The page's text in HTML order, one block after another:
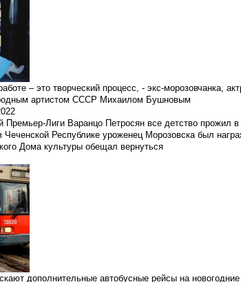
– это творческий процесс, - экс-морозовчанка,
артистом СССР Михаилом Бушновым
Премьер-Лиги Варанцо Петросян все детство прожил
Чеченской Республике уроженец Морозовска был
Дома культуры обещал вернуться
дополнительные автобусные рейсы на новогодние